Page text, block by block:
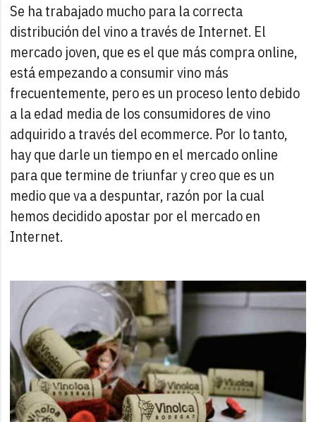
Se ha trabajado mucho para la correcta
distribución del vino a través de Internet. El
mercado joven, que es el que más compra online,
está empezando a consumir vino más
frecuentemente, pero es un proceso lento debido
a la edad media de los consumidores de vino
adquirido a través del ecommerce. Por lo tanto,
hay que darle un tiempo en el mercado online
para que termine de triunfar y creo que es un
medio que va a despuntar, razón por la cual
hemos decidido apostar por el mercado en
Internet.